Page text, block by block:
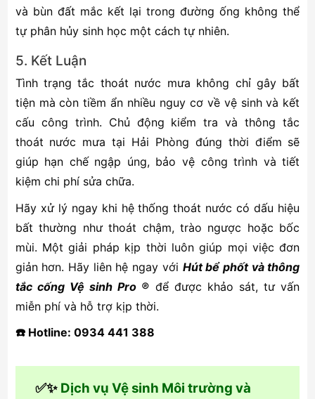
và bùn đất mắc kết lại trong đường ống không thể
tự phân hủy sinh học một cách tự nhiên.
5. Kết Luận
Tình trạng tắc thoát nước mưa không chỉ gây bất
tiện mà còn tiềm ẩn nhiều nguy cơ về vệ sinh và kết
cấu công trình. Chủ động kiểm tra và thông tắc
thoát nước mưa tại Hải Phòng đúng thời điểm sẽ
giúp hạn chế ngập úng, bảo vệ công trình và tiết
kiệm chi phí sửa chữa.
Hãy xử lý ngay khi hệ thống thoát nước có dấu hiệu
bất thường như thoát chậm, trào ngược hoặc bốc
mùi. Một giải pháp kịp thời luôn giúp mọi việc đơn
giản hơn. Hãy liên hệ ngay với Hút bể phốt và thông
tắc cống Vệ sinh Pro ® để được khảo sát, tư vấn
miễn phí và hỗ trợ kịp thời.
☎️ Hotline: 0934 441 388
✅✨ Dịch vụ Vệ sinh Môi trường và